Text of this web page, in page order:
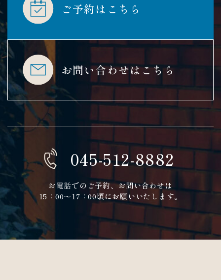
ご予約はこちら
お問い合わせはこちら
045-512-8882
お電話でのご予約、お問い合わせは
​​​​​​15：00〜17：00頃にお願いいたします。